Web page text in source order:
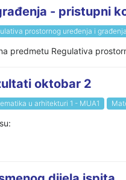
- pristupni
prostornog uređenja i
predmetu Regulativa
oktobar 2
u arhitekturi 1 - MUA1